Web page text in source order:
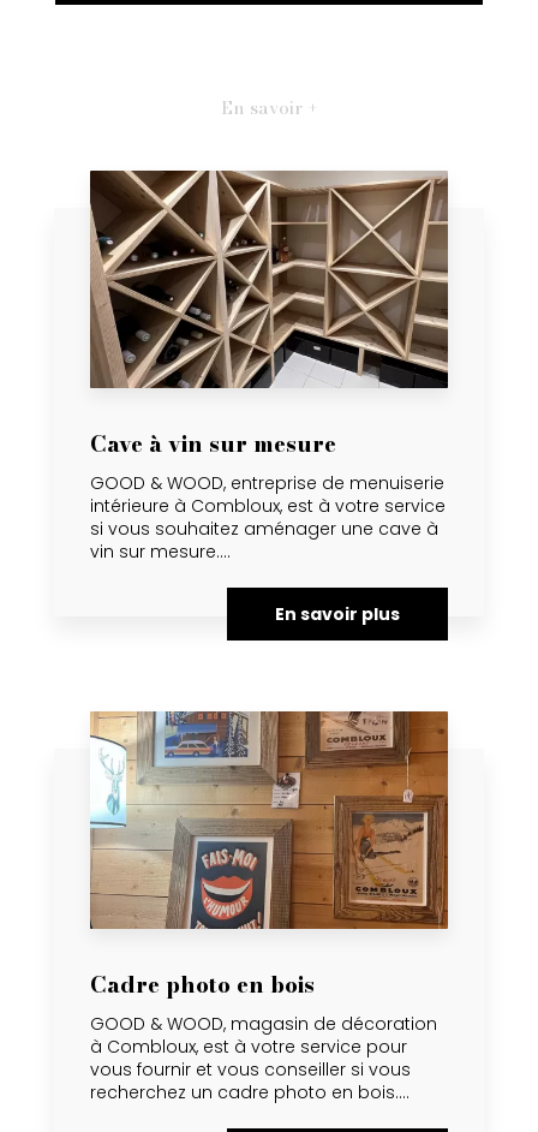
En savoir +
Cave à vin sur mesure
GOOD & WOOD, entreprise de menuiserie
intérieure à Combloux, est à votre service
si vous souhaitez aménager une cave à
vin sur mesure....
En savoir plus
Cadre photo en bois
GOOD & WOOD, magasin de décoration
à Combloux, est à votre service pour
vous fournir et vous conseiller si vous
recherchez un cadre photo en bois....